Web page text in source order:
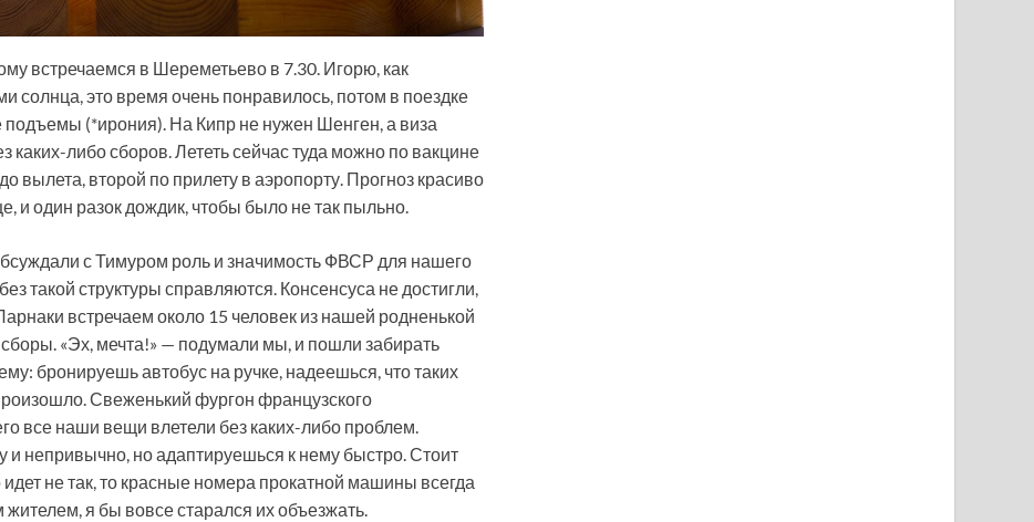
встречаемся в Шереметьево в 7.30. Игорю, как
солнца, это время очень понравилось, потом в поездке
подъемы (*ирония). На Кипр не нужен Шенген, а виза
каких-либо сборов. Лететь сейчас туда можно по вакцине
вылета, второй по прилету в аэропорту. Прогноз красиво
и один разок дождик, чтобы было не так пыльно.
с Тимуром роль и значимость ФВСР для нашего
такой структуры справляются. Консенсуса не достигли,
встречаем около 15 человек из нашей родненькой
«Эх, мечта!» — подумали мы, и пошли забирать
бронируешь автобус на ручке, надеешься, что таких
Свеженький фургон французского
все наши вещи влетели без каких-либо проблем.
непривычно, но адаптируешься к нему быстро. Стоит
идет не так, то красные номера прокатной машины всегда
я бы вовсе старался их объезжать.